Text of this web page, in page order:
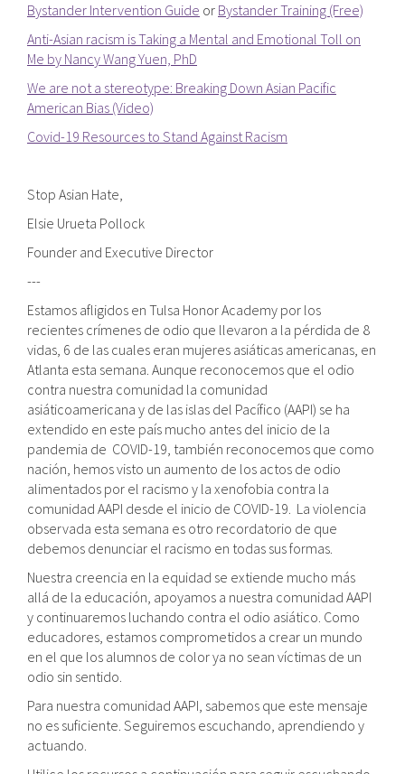
Bystander Intervention Guide or Bystander Training (Free)
Anti-Asian racism is Taking a Mental and Emotional Toll on
Me by Nancy Wang Yuen, PhD
We are not a stereotype: Breaking Down Asian Pacific
American Bias (Video)
Covid-19 Resources to Stand Against Racism
Stop Asian Hate,
Elsie Urueta Pollock
Founder and Executive Director
---
Estamos afligidos en Tulsa Honor Academy por los
recientes crímenes de odio que llevaron a la pérdida de 8
vidas, 6 de las cuales eran mujeres asiáticas americanas, en
Atlanta esta semana. Aunque reconocemos que el odio
contra nuestra comunidad la comunidad
asiáticoamericana y de las islas del Pacífico (AAPI) se ha
extendido en este país mucho antes del inicio de la
pandemia de COVID-19, también reconocemos que como
nación, hemos visto un aumento de los actos de odio
alimentados por el racismo y la xenofobia contra la
comunidad AAPI desde el inicio de COVID-19. La violencia
observada esta semana es otro recordatorio de que
debemos denunciar el racismo en todas sus formas.
Nuestra creencia en la equidad se extiende mucho más
allá de la educación, apoyamos a nuestra comunidad AAPI
y continuaremos luchando contra el odio asiático. Como
educadores, estamos comprometidos a crear un mundo
en el que los alumnos de color ya no sean víctimas de un
odio sin sentido.
Para nuestra comunidad AAPI, sabemos que este mensaje
no es suficiente. Seguiremos escuchando, aprendiendo y
actuando.